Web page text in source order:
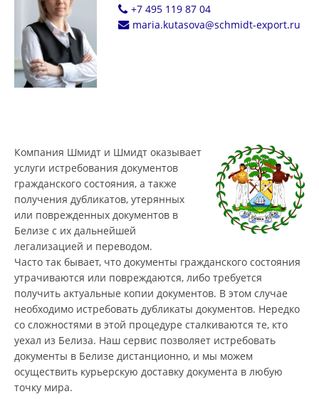
+7 495 119 87 04
maria.kutasova@schmidt-export.ru
Компания Шмидт и Шмидт оказывает
услуги истребования документов
гражданского состояния, а также
получения дубликатов, утерянных
или поврежденных документов в
Белизе с их дальнейшей
легализацией и переводом.
Часто так бывает, что документы гражданского состояния
утрачиваются или повреждаются, либо требуется
получить актуальные копии документов. В этом случае
необходимо истребовать дубликаты документов. Нередко
со сложностями в этой процедуре сталкиваются те, кто
уехал из Белиза. Наш сервис позволяет истребовать
документы в Белизе дистанционно, и мы можем
осуществить курьерскую доставку документа в любую
точку мира.